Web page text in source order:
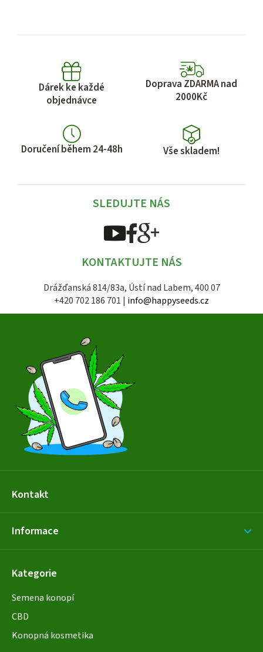
Dárek ke každé
objednávce
Doprava ZDARMA nad
2000Kč
Doručení během 24-48h Vše skladem!
SLEDUJTE NÁS
KONTAKTUJTE NÁS
Drážďanská 814/83a, Ústí nad Labem, 400 07
+420 702 186 701 | info@happyseeds.cz
Kontakt
Informace
Kategorie
Semena konopí
CBD
Konopná kosmetika